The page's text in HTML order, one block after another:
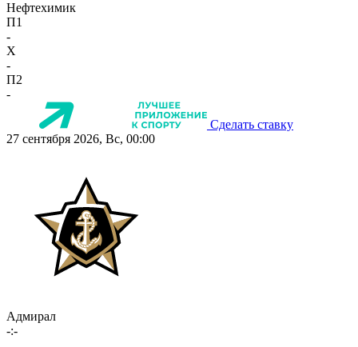
Нефтехимик
П1
-
X
-
П2
-
Сделать ставку
27 сентября 2026, Вс, 00:00
Адмирал
-:-